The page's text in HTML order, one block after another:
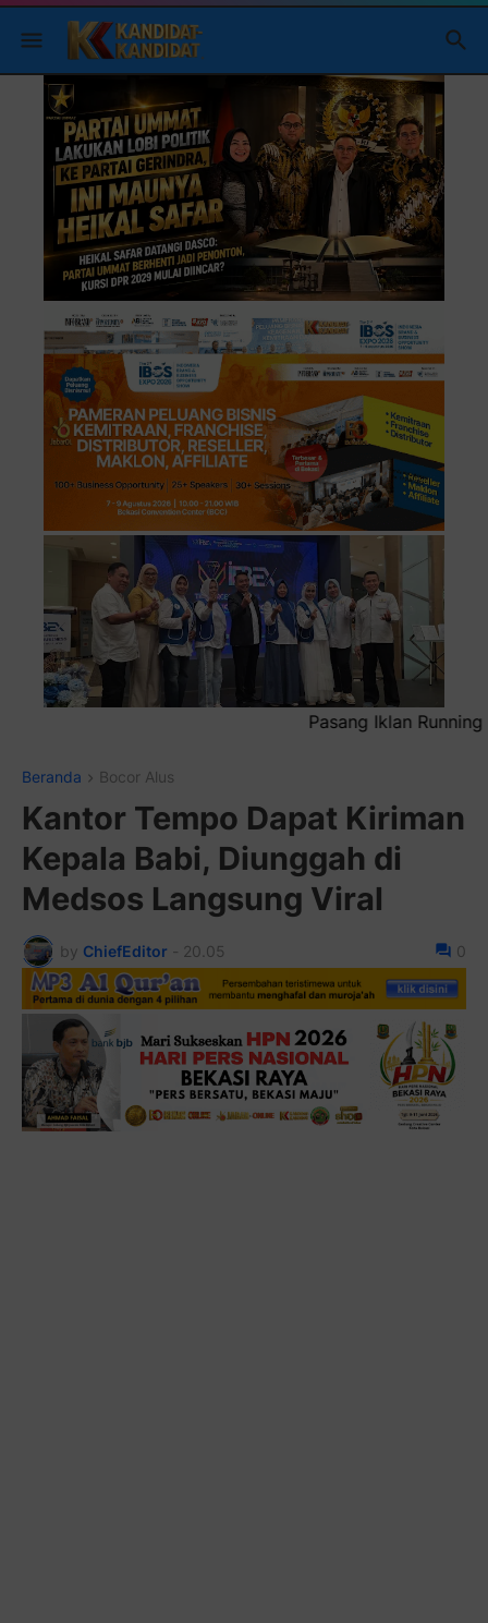
Iklan Running Text Anda di sini atau bisa juga
Beranda Bocor Alus
Kantor Tempo Dapat Kiriman
Kepala Babi, Diunggah di
Medsos Langsung Viral
by ChiefEditor - 20.05 0